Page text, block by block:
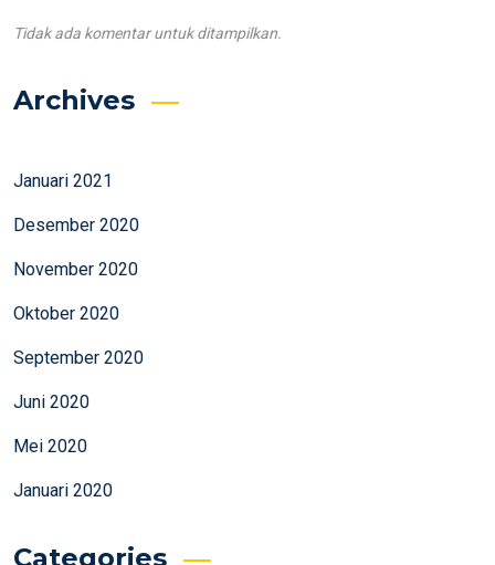
Tidak ada komentar untuk ditampilkan.
Archives
Januari 2021
Desember 2020
November 2020
Oktober 2020
September 2020
Juni 2020
Mei 2020
Januari 2020
Categories